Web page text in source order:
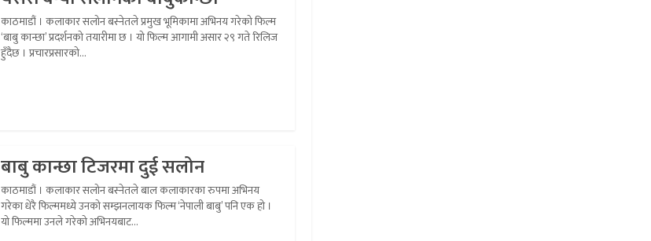
काठमाडौं । कलाकार सलोन बस्नेतले प्रमुख भूमिकामा अभिनय गरेको फिल्म
‘बाबु कान्छा’ प्रदर्शनको तयारीमा छ । यो फिल्म आगामी असार २९ गते रिलिज
हुँदैछ । प्रचारप्रसारको...
बाबु कान्छा टिजरमा दुई सलोन
काठमाडौं । कलाकार सलोन बस्नेतले बाल कलाकारका रुपमा अभिनय
गरेका धेरै फिल्ममध्ये उनको सम्झनलायक फिल्म ‘नेपाली बाबु’ पनि एक हो ।
यो फिल्ममा उनले गरेको अभिनयबाट...